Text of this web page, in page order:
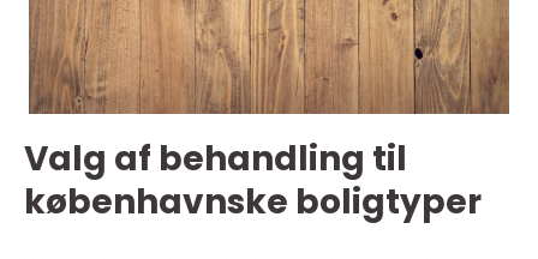
Valg af behandling til
københavnske boligtyper